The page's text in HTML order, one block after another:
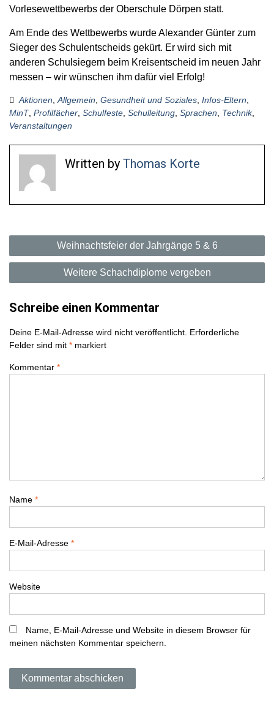
Vorlesewettbewerbs der Oberschule Dörpen statt.
Am Ende des Wettbewerbs wurde Alexander Günter zum
Sieger des Schulentscheids gekürt. Er wird sich mit
anderen Schulsiegern beim Kreisentscheid im neuen Jahr
messen – wir wünschen ihm dafür viel Erfolg!
Aktionen Allgemein Gesundheit und Soziales Infos-Eltern
MinT, Profilfächer Schulfeste Schulleitung Sprachen Technik,
Veranstaltungen
Written by Thomas Korte
B
e
t
r
a
v
i
g
a
i
Weihnachtsfeier der Jahrgänge 5 & 6
Weitere Schachdiplome vergeben
Schreibe einen Kommentar
Deine E-Mail-Adresse wird nicht veröffentlicht. Erforderliche
Felder sind mit * markiert
Kommentar *
Name *
E-Mail-Adresse *
Website
Name, E-Mail-Adresse und Website in diesem Browser für
meinen nächsten Kommentar speichern.